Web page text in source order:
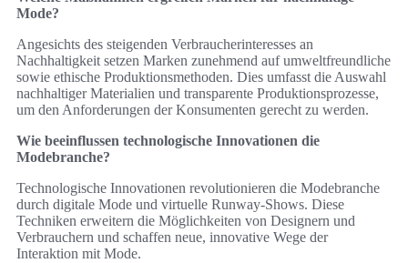
Mode?
Angesichts des steigenden Verbraucherinteresses an
Nachhaltigkeit setzen Marken zunehmend auf umweltfreundliche
sowie ethische Produktionsmethoden. Dies umfasst die Auswahl
nachhaltiger Materialien und transparente Produktionsprozesse,
um den Anforderungen der Konsumenten gerecht zu werden.
Wie beeinflussen technologische Innovationen die
Modebranche?
Technologische Innovationen revolutionieren die Modebranche
durch digitale Mode und virtuelle Runway-Shows. Diese
Techniken erweitern die Möglichkeiten von Designern und
Verbrauchern und schaffen neue, innovative Wege der
Interaktion mit Mode.